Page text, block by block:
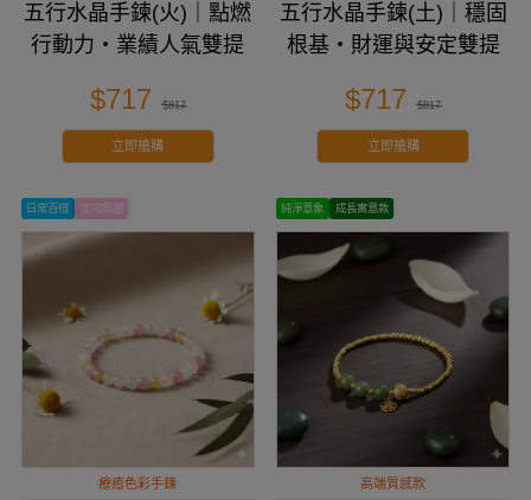
五行水晶手鍊(火)｜點燃
行動力・業績人氣雙提
$717 $817
立即搶購
五行水晶手鍊(土)｜穩固
根基・財運與安定雙提
$717 $817
立即搶購
日常百搭 正向氛圍
療癒色彩手鍊
純淨意象 成長寓意款
高端質感款